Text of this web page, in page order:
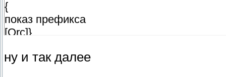
{
показ префикса
[Orc]}
ну и так далее